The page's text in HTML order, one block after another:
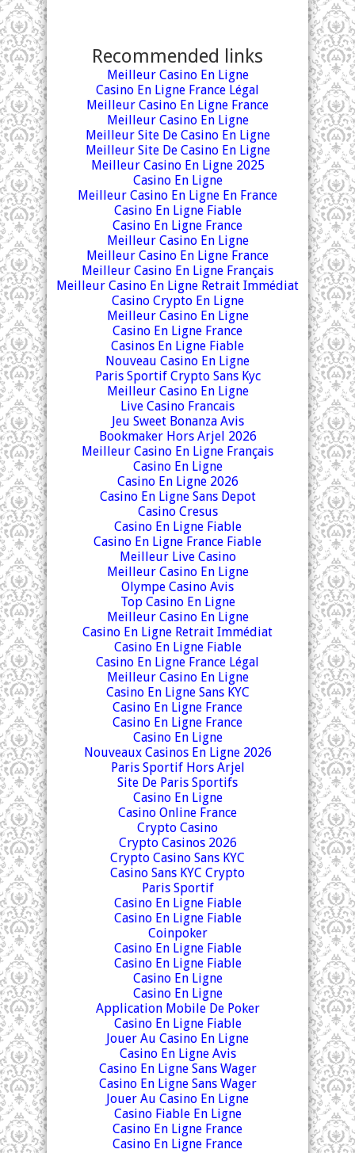
Recommended links
Meilleur Casino En Ligne
Casino En Ligne France Légal
Meilleur Casino En Ligne France
Meilleur Casino En Ligne
Meilleur Site De Casino En Ligne
Meilleur Site De Casino En Ligne
Meilleur Casino En Ligne 2025
Casino En Ligne
Meilleur Casino En Ligne En France
Casino En Ligne Fiable
Casino En Ligne France
Meilleur Casino En Ligne
Meilleur Casino En Ligne France
Meilleur Casino En Ligne Français
Meilleur Casino En Ligne Retrait Immédiat
Casino Crypto En Ligne
Meilleur Casino En Ligne
Casino En Ligne France
Casinos En Ligne Fiable
Nouveau Casino En Ligne
Paris Sportif Crypto Sans Kyc
Meilleur Casino En Ligne
Live Casino Francais
Jeu Sweet Bonanza Avis
Bookmaker Hors Arjel 2026
Meilleur Casino En Ligne Français
Casino En Ligne
Casino En Ligne 2026
Casino En Ligne Sans Depot
Casino Cresus
Casino En Ligne Fiable
Casino En Ligne France Fiable
Meilleur Live Casino
Meilleur Casino En Ligne
Olympe Casino Avis
Top Casino En Ligne
Meilleur Casino En Ligne
Casino En Ligne Retrait Immédiat
Casino En Ligne Fiable
Casino En Ligne France Légal
Meilleur Casino En Ligne
Casino En Ligne Sans KYC
Casino En Ligne France
Casino En Ligne France
Casino En Ligne
Nouveaux Casinos En Ligne 2026
Paris Sportif Hors Arjel
Site De Paris Sportifs
Casino En Ligne
Casino Online France
Crypto Casino
Crypto Casinos 2026
Crypto Casino Sans KYC
Casino Sans KYC Crypto
Paris Sportif
Casino En Ligne Fiable
Casino En Ligne Fiable
Coinpoker
Casino En Ligne Fiable
Casino En Ligne Fiable
Casino En Ligne
Casino En Ligne
Application Mobile De Poker
Casino En Ligne Fiable
Jouer Au Casino En Ligne
Casino En Ligne Avis
Casino En Ligne Sans Wager
Casino En Ligne Sans Wager
Jouer Au Casino En Ligne
Casino Fiable En Ligne
Casino En Ligne France
Casino En Ligne France